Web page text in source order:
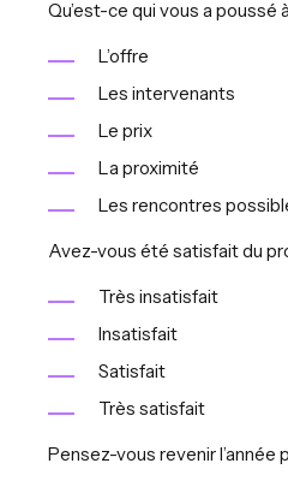
Qu’est-ce qui vous a poussé
L’offre
Les intervenants
Le prix
La proximité
Les rencontres
Avez-vous été satisfait du
Très insatisfait
Insatisfait
Satisfait
Très satisfait
Pensez-vous revenir l’année